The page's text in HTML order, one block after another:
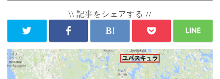
\\ 記事をシェアする //